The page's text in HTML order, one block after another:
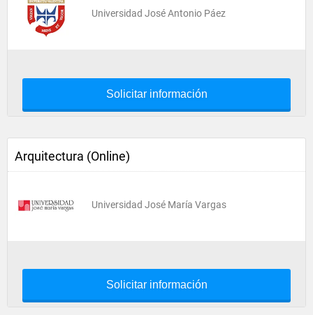
Universidad José Antonio Páez
Solicitar información
Arquitectura (Online)
Universidad José María Vargas
Solicitar información